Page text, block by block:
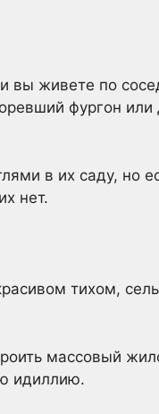
вы живете по
фургон или
в их саду, но
нет.
тихом,
массовый
идиллию.